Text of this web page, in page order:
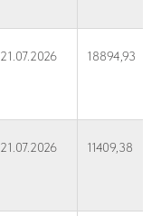
21.07.2026 18894,93
21.07.2026 11409,38